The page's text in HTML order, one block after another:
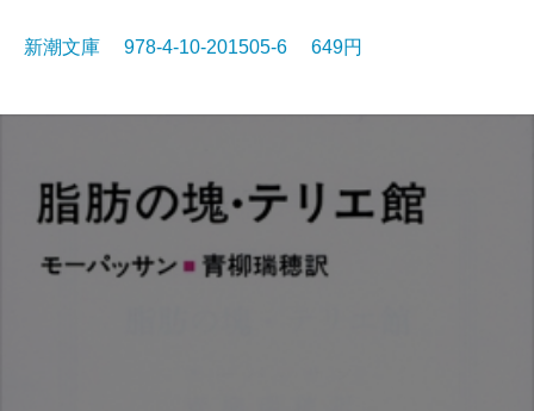
新潮文庫 978-4-10-201505-6 649円